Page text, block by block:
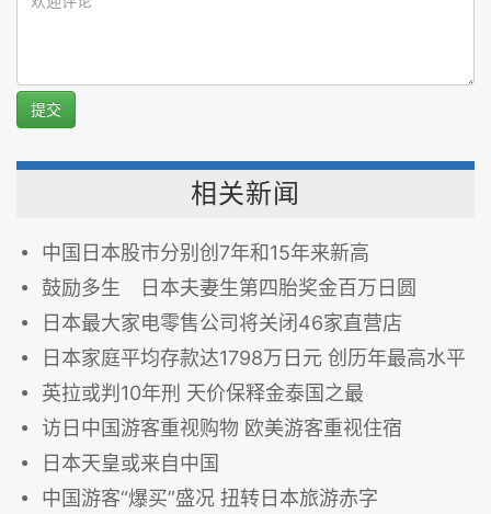
提交
相关新闻
中国日本股市分别创7年和15年来新高
鼓励多生 日本夫妻生第四胎奖金百万日圆
日本最大家电零售公司将关闭46家直营店
日本家庭平均存款达1798万日元 创历年最高水平
英拉或判10年刑 天价保释金泰国之最
访日中国游客重视购物 欧美游客重视住宿
日本天皇或来自中国
中国游客“爆买”盛况 扭转日本旅游赤字